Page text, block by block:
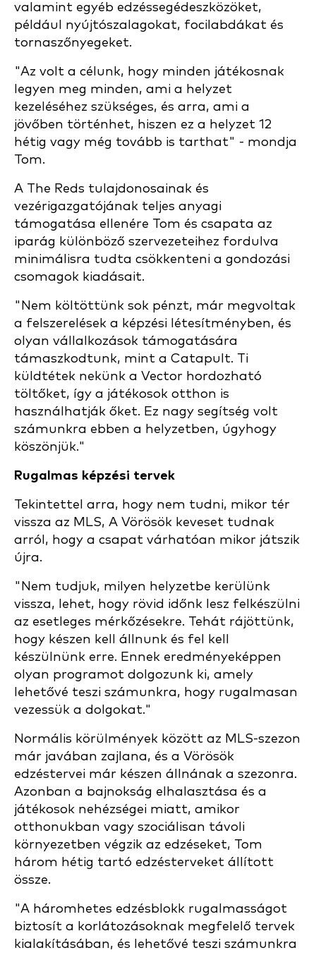
valamint egyéb edzéssegédeszközöket,
például nyújtószalagokat, focilabdákat és
tornaszőnyegeket.
"Az volt a célunk, hogy minden játékosnak
legyen meg minden, ami a helyzet
kezeléséhez szükséges, és arra, ami a
jövőben történhet, hiszen ez a helyzet 12
hétig vagy még tovább is tarthat" - mondja
Tom.
A The Reds tulajdonosainak és
vezérigazgatójának teljes anyagi
támogatása ellenére Tom és csapata az
iparág különböző szervezeteihez fordulva
minimálisra tudta csökkenteni a gondozási
csomagok kiadásait.
"Nem költöttünk sok pénzt, már megvoltak
a felszerelések a képzési létesítményben, és
olyan vállalkozások támogatására
támaszkodtunk, mint a Catapult. Ti
küldtétek nekünk a Vector hordozható
töltőket, így a játékosok otthon is
használhatják őket. Ez nagy segítség volt
számunkra ebben a helyzetben, úgyhogy
köszönjük."
Rugalmas képzési tervek
Tekintettel arra, hogy nem tudni, mikor tér
vissza az MLS, A Vörösök keveset tudnak
arról, hogy a csapat várhatóan mikor játszik
újra.
"Nem tudjuk, milyen helyzetbe kerülünk
vissza, lehet, hogy rövid időnk lesz felkészülni
az esetleges mérkőzésekre. Tehát rájöttünk,
hogy készen kell állnunk és fel kell
készülnünk erre. Ennek eredményeképpen
olyan programot dolgozunk ki, amely
lehetővé teszi számunkra, hogy rugalmasan
vezessük a dolgokat."
Normális körülmények között az MLS-szezon
már javában zajlana, és a Vörösök
edzéstervei már készen állnának a szezonra.
Azonban a bajnokság elhalasztása és a
játékosok nehézségei miatt, amikor
otthonukban vagy szociálisan távoli
környezetben végzik az edzéseket, Tom
három hétig tartó edzésterveket állított
össze.
"A háromhetes edzésblokk rugalmasságot
biztosít a korlátozásoknak megfelelő tervek
kialakításában, és lehetővé teszi számunkra